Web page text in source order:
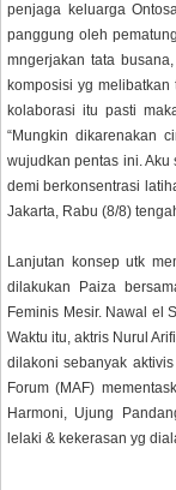
penjaga keluarga
panggung oleh
mngerjakan tata
komposisi yg
kolaborasi itu pasti
“Mungkin dikarenakan
wujudkan pentas ini.
demi berkonsentrasi
Jakarta, Rabu (8/8)
Lanjutan konsep utk
dilakukan Paiza
Feminis Mesir. Nawal el
Waktu itu, aktris Nurul
dilakoni sebanyak
Forum (MAF)
Harmoni, Ujung
lelaki & kekerasan yg